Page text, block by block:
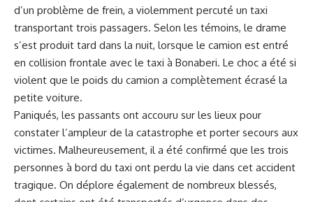
d’un problème de frein, a violemment percuté un​ taxi
transportant ‍trois‍ passagers. ‍Selon les témoins, le drame
s’est produit tard dans la ⁢nuit, lorsque le camion ‌est​ entré
en collision frontale avec le taxi à Bonaberi. Le choc a été si
violent que‌ le poids du‌ camion a complètement écrasé la
petite voiture.
Paniqués,⁣ les passants‌ ont accouru sur les ‍lieux pour
constater l’ampleur de⁤ la catastrophe et porter secours aux
victimes.​ Malheureusement, il a été confirmé que les trois
personnes à ⁢bord du taxi⁢ ont perdu la vie dans⁣ cet⁤ accident
tragique. On⁢ déplore‌ également de nombreux blessés,